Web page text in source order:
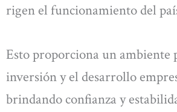
rigen el funcionamiento del
Esto proporciona un ambiente
inversión y el desarrollo
brindando confianza y